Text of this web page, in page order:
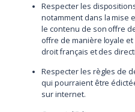
Respecter les
notamment dans la mise
le contenu de son offre
offre de manière loyale
droit français et des
Respecter les règles de
qui pourraient être
sur internet.